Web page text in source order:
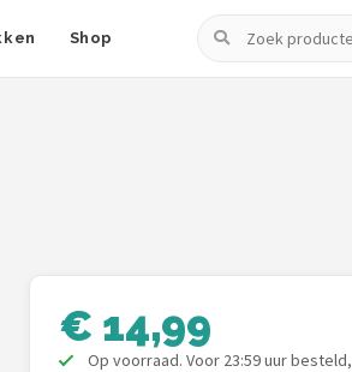
Shop
Zoeken
€ 14,99
Op voorraad. Voor 23:59 uur besteld,